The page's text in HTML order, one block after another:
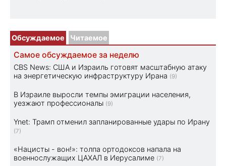
Обсуждаемое Читаемое
Самое обсуждаемое за неделю
CBS News: США и Израиль готовят масштабную атаку
на энергетическую инфраструктуру Ирана (9)
В Израиле выросли темпы эмиграции населения,
уезжают профессионалы (9)
Ynet: Трамп отменил запланированные удары по Ирану
(7)
«Нацисты - вон!»: толпа ортодоксов напала на
военнослужащих ЦАХАЛ в Иерусалиме (7)